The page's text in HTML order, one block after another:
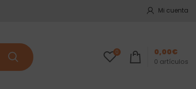
Mi cuenta
0
0 artículos
0,00€